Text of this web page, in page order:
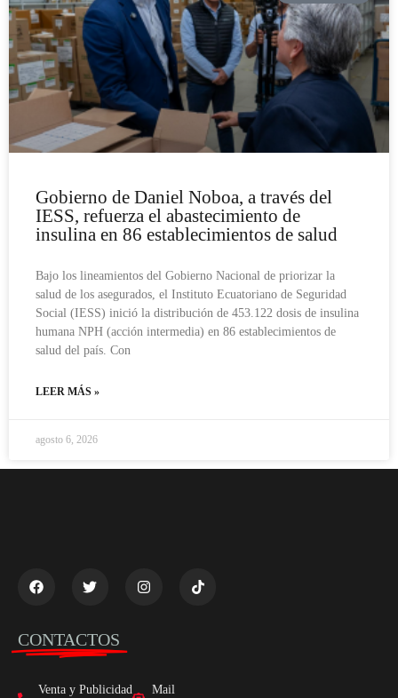
Gobierno de Daniel Noboa, a través del
IESS, refuerza el abastecimiento de
insulina en 86 establecimientos de salud
Bajo los lineamientos del Gobierno Nacional de priorizar la
salud de los asegurados, el Instituto Ecuatoriano de Seguridad
Social (IESS) inició la distribución de 453.122 dosis de insulina
humana NPH (acción intermedia) en 86 establecimientos de
salud del país. Con
LEER MÁS »
agosto 6, 2026
CONTACTOS
Venta y Publicidad
Mail